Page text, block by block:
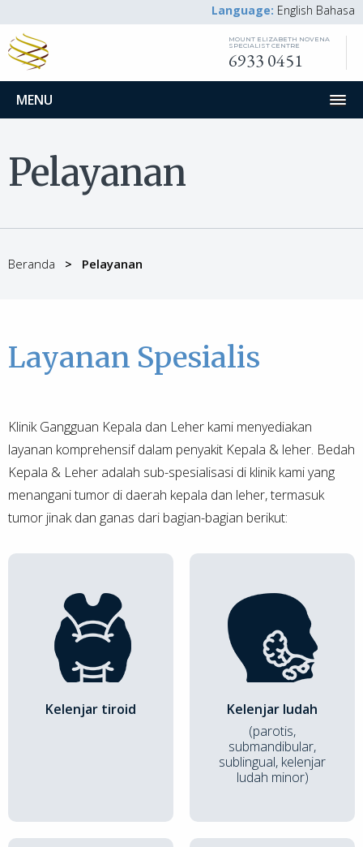
Language: English Bahasa
MOUNT ELIZABETH NOVENA
SPECIALIST CENTRE
6933 0451
MENU
Pelayanan
Beranda Pelayanan
Layanan Spesialis
Klinik Gangguan Kepala dan Leher kami menyediakan
layanan komprehensif dalam penyakit Kepala & leher. Bedah
Kepala & Leher adalah sub-spesialisasi di klinik kami yang
menangani tumor di daerah kepala dan leher, termasuk
tumor jinak dan ganas dari bagian-bagian berikut:
Kelenjar tiroid
Kelenjar ludah
(parotis,
submandibular,
sublingual, kelenjar
ludah minor)